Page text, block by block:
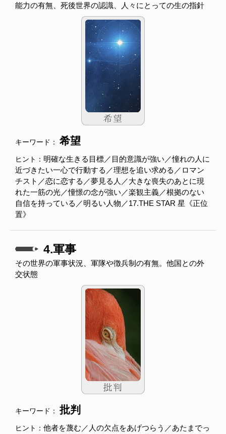
能力の有無、死後世界の認識、人々にとっての生の指針
キーワード： 希望
ヒント： 明確な生きる目標／目的意識が強い／憧れの人に
近づきたい一心で行動する／理想を追い求める／ロマン
チスト／恋に恋する／夢見る人／大きな喪失のあとに現
れた一筋の光／憧憬の念が強い／楽観主義／根拠のない
自信を持っている／明るい人物／17.THE STAR 星《正位
置》
4.軍事
その世界の軍事状況、軍隊や徴兵制の有無。他国との外
交状態
キーワード： 批判
ヒント： 他者を蔑む／人の欠点をあげつらう／あたまでっ